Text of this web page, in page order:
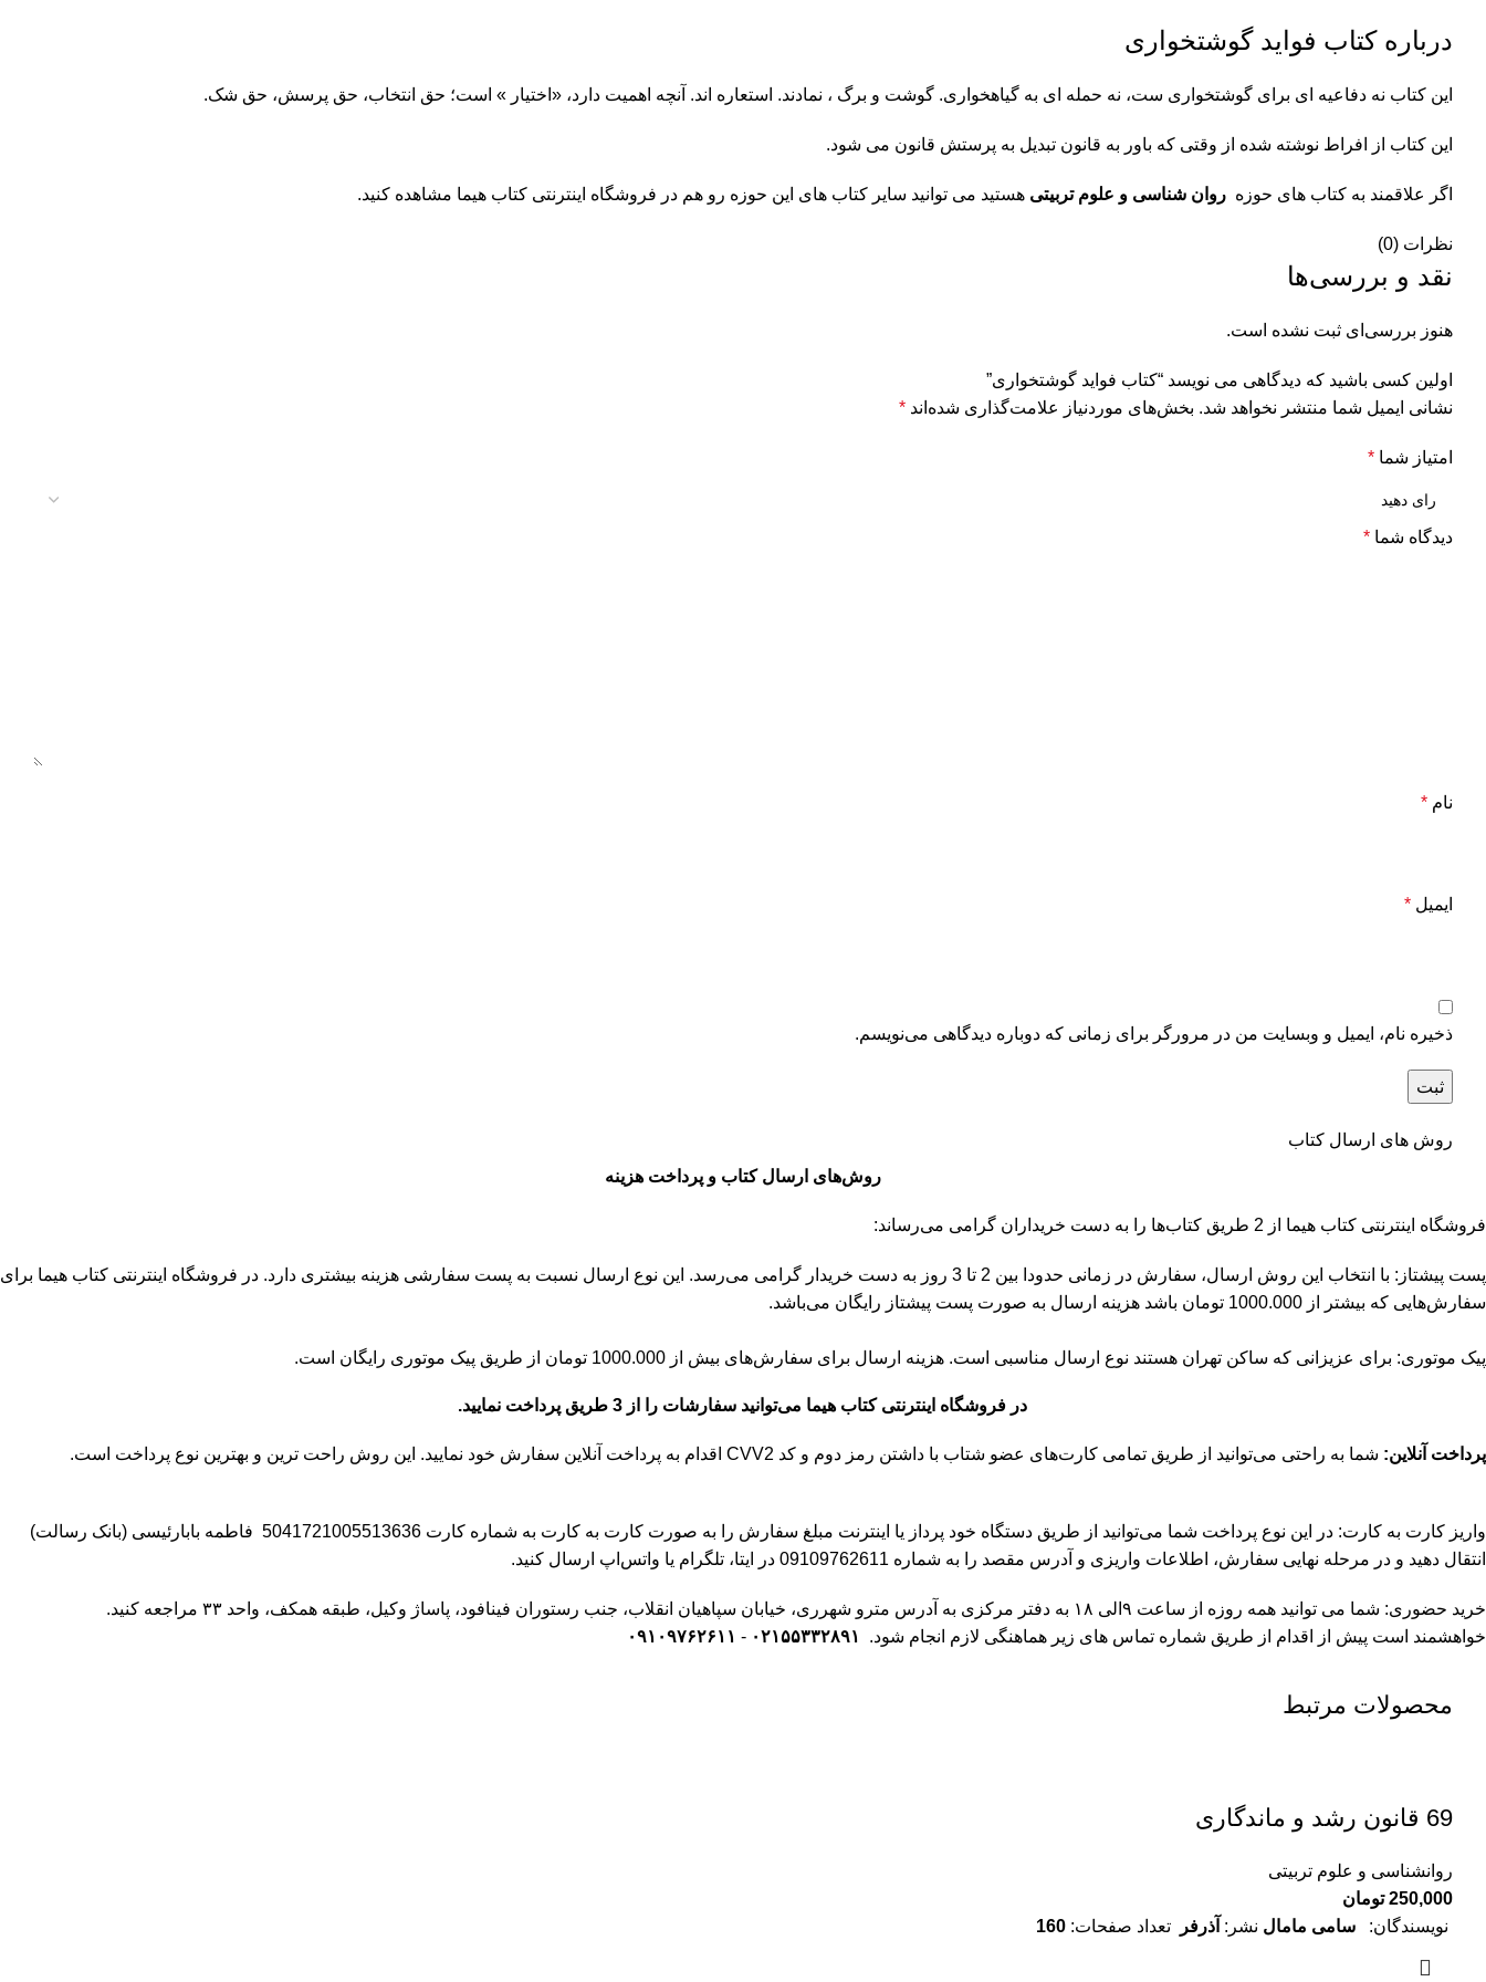
درباره کتاب فواید گوشتخواری
این کتاب نه دفاعیه ای برای گوشتخواری ست، نه حمله ای به گیاهخواری. گوشت و برگ ، نمادند. استعاره اند. آنچه اهمیت دارد، «اختیار » است؛ حق انتخاب، حق پرسش، حق شک.
این کتاب از افراط نوشته شده از وقتی که باور به قانون تبدیل به پرستش قانون می شود.
اگر علاقمند به کتاب های حوزه روان شناسی و علوم تربیتی هستید می توانید سایر کتاب های این حوزه رو هم در فروشگاه اینترنتی کتاب هیما مشاهده کنید.
نظرات (0)
نقد و بررسی‌ها
هنوز بررسی‌ای ثبت نشده است.
اولین کسی باشید که دیدگاهی می نویسد “کتاب فواید گوشتخواری”
نشانی ایمیل شما منتشر نخواهد شد. بخش‌های موردنیاز علامت‌گذاری شده‌اند *
امتیاز شما *
دیدگاه شما *
نام *
ایمیل *
ذخیره نام، ایمیل و وبسایت من در مرورگر برای زمانی که دوباره دیدگاهی می‌نویسم.
روش های ارسال کتاب
روش‌های ارسال کتاب و پرداخت هزینه
فروشگاه اینترنتی کتاب هیما از 2 طریق کتاب‌ها را به دست خریداران گرامی می‌رساند:
پست پیشتاز: با انتخاب این روش ارسال، سفارش در زمانی حدودا بین 2 تا 3 روز به دست خریدار گرامی می‌رسد. این نوع ارسال نسبت به پست سفارشی هزینه بیشتری دارد. در فروشگاه اینترنتی کتاب هیما برای
سفارش‌هایی که بیشتر از 1000.000 تومان باشد هزینه ارسال به صورت پست پیشتاز رایگان می‌باشد.
پیک موتوری: برای عزیزانی که ساکن تهران هستند نوع ارسال مناسبی است. هزینه ارسال برای سفارش‌های بیش از 1000.000 تومان از طریق پیک موتوری رایگان است.
در فروشگاه اینترنتی کتاب هیما می‌توانید سفارشات را از 3 طریق پرداخت نمایید.
پرداخت آنلاین: شما به راحتی می‌توانید از طریق تمامی کارت‌های عضو شتاب با داشتن رمز دوم و کد CVV2 اقدام به پرداخت آنلاین سفارش خود نمایید. این روش راحت ترین و بهترین نوع پرداخت است.
واریز کارت به کارت: در این نوع پرداخت شما می‌توانید از طریق دستگاه خود پرداز یا اینترنت مبلغ سفارش را به صورت کارت به کارت به شماره کارت 5041721005513636
فاطمه بابارئیسی (بانک رسالت)
انتقال دهید و در مرحله نهایی سفارش، اطلاعات واریزی و آدرس مقصد را به شماره 09109762611 در ایتا، تلگرام یا واتس‌اپ ارسال کنید.
خرید حضوری: شما می توانید همه روزه از ساعت ۹الی ۱۸ به دفتر مرکزی به آدرس مترو شهرری، خیابان سپاهیان انقلاب، جنب رستوران فینافود، پاساژ وکیل، طبقه همکف، واحد ۳۳
مراجعه کنید.
خواهشمند است پیش از اقدام از طریق شماره تماس های زیر هماهنگی لازم انجام شود.
۰۲۱۵۵۳۳۲۸۹۱ - ۰۹۱۰۹۷۶۲۶۱۱
محصولات مرتبط
69 قانون رشد و ماندگاری
روانشناسی و علوم تربیتی
250,000 تومان
نویسندگان:
سامی مامال نشر: آذرفر تعداد صفحات: